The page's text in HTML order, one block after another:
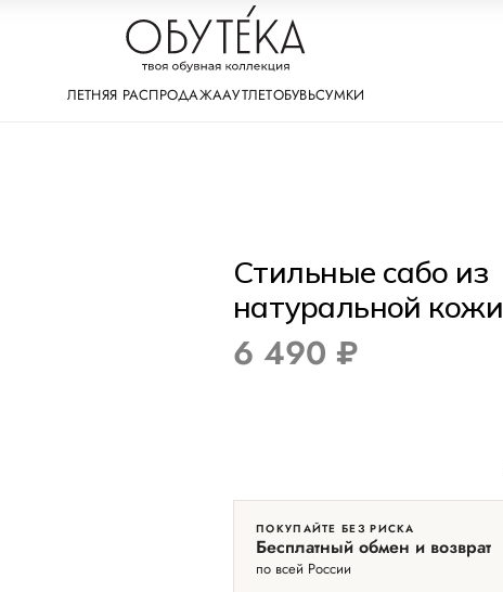
ЛЕТНЯЯ РАСПРОДАЖААУТЛЕТОБУВЬСУМКИ
Стильные сабо из
натуральной кожи
6 490 ₽
ПОКУПАЙТЕ БЕЗ РИСКА
Бесплатный обмен и возврат
по всей России